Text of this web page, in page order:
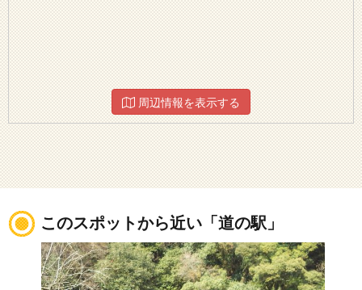
周辺情報を表示する
このスポットから近い「道の駅」